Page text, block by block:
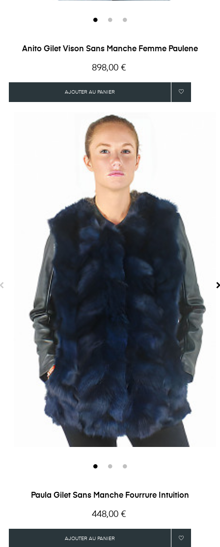
Anito Gilet Vison Sans Manche Femme Paulene
Prix
898,00 €
AJOUTER AU PANIER
Paula Gilet Sans Manche Fourrure Intuition
Prix
448,00 €
AJOUTER AU PANIER